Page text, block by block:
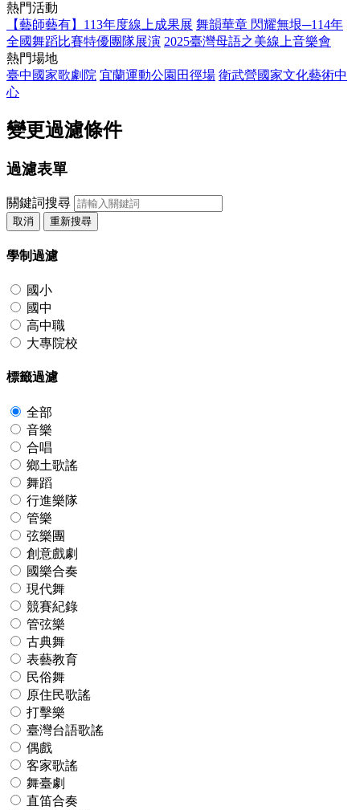
熱門活動
【藝師藝有】113年度線上成果展 舞韻華章 閃耀無垠─114年
全國舞蹈比賽特優團隊展演 2025臺灣母語之美線上音樂會
熱門場地
臺中國家歌劇院 宜蘭運動公園田徑場 衛武營國家文化藝術中
心
變更過濾條件
過濾表單
關鍵詞搜尋
取消 重新搜尋
學制過濾
國小
國中
高中職
大專院校
標籤過濾
全部
音樂
合唱
鄉土歌謠
舞蹈
行進樂隊
管樂
弦樂團
創意戲劇
國樂合奏
現代舞
競賽紀錄
管弦樂
古典舞
表藝教育
民俗舞
原住民歌謠
打擊樂
臺灣台語歌謠
偶戲
客家歌謠
舞臺劇
直笛合奏